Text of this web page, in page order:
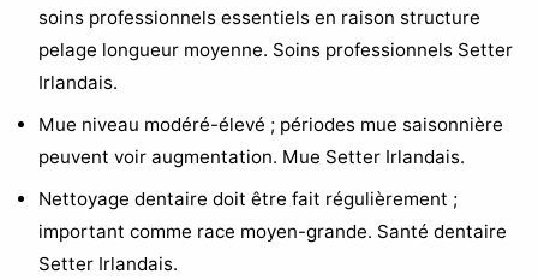
soins professionnels essentiels en raison structure
pelage longueur moyenne. Soins professionnels Setter
Irlandais.
Mue niveau modéré-élevé ; périodes mue saisonnière
peuvent voir augmentation. Mue Setter Irlandais.
Nettoyage dentaire doit être fait régulièrement ;
important comme race moyen-grande. Santé dentaire
Setter Irlandais.